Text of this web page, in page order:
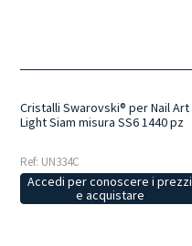
Cristalli Swarovski® per Nail Art
Light Siam misura SS6 1440 pz
Ref: UN334C
Accedi per conoscere i prezzi
e acquistare